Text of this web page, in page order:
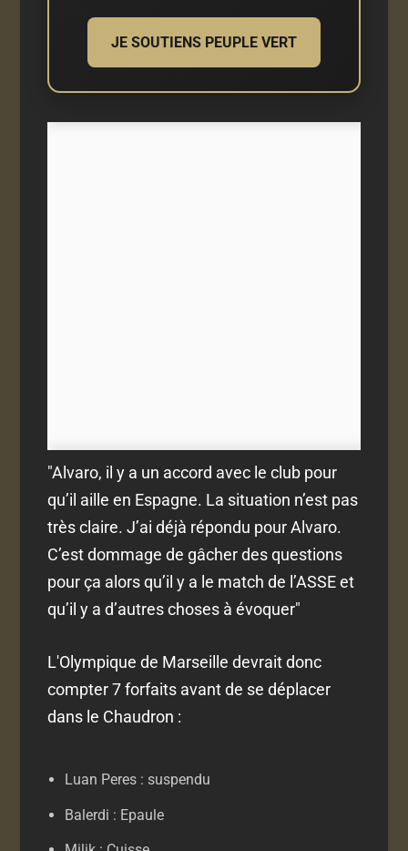
JE SOUTIENS PEUPLE VERT
"Alvaro, il y a un accord avec le club pour
qu’il aille en Espagne. La situation n’est pas
très claire. J’ai déjà répondu pour Alvaro.
C’est dommage de gâcher des questions
pour ça alors qu’il y a le match de l’ASSE et
qu’il y a d’autres choses à évoquer"
L'Olympique de Marseille devrait donc
compter 7 forfaits avant de se déplacer
dans le Chaudron :
Luan Peres : suspendu
Balerdi : Epaule